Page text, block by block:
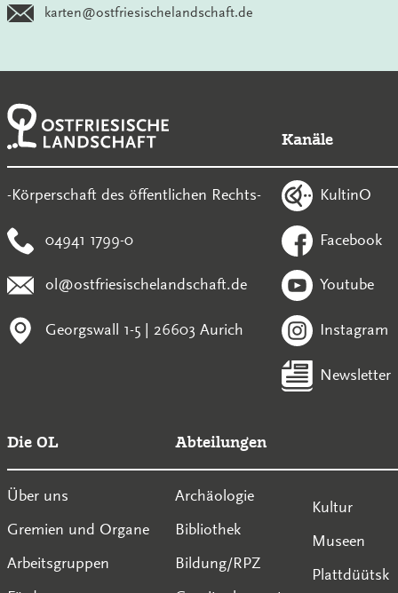
karten@ostfriesischelandschaft.de
-Körperschaft des öffentlichen Rechts-
04941 1799-0
ol@ostfriesischelandschaft.de
Georgswall 1-5 | 26603 Aurich
Kanäle
KultinO
Facebook
Youtube
Instagram
Newsletter
Die OL
Über uns
Gremien und Organe
Arbeitsgruppen
Abteilungen
Archäologie
Bibliothek
Bildung/RPZ
Kultur
Museen
Plattdüütsk